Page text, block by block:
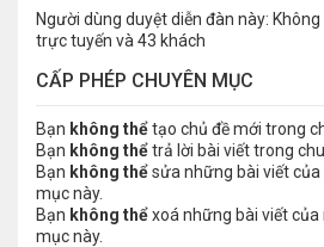
Người dùng duyệt diễn đàn này:
trực tuyến và 43 khách
CẤP PHÉP CHUYÊN MỤC
Bạn không thểtạo chủ đề mới trong
Bạn không thểtrả lời bài viết trong
Bạn không thểsửa những bài viết
mục này.
Bạn không thểxoá những bài viết
mục này.